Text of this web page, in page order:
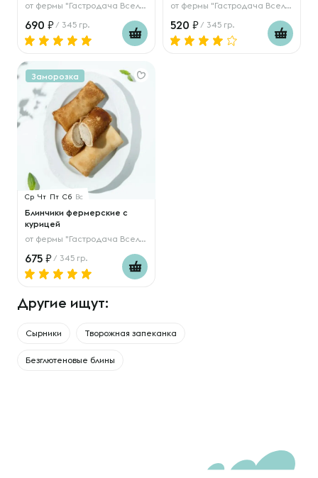
от фермы "Гастродача Вселуг"
690 / 345 гр.
от фермы "Гастродача Вселуг"
520 / 345 гр.
Заморозка
Ср Чт Пт Сб Вс
Блинчики фермерские с
курицей
от фермы "Гастродача Вселуг"
675 / 345 гр.
Другие ищут:
Сырники Творожная запеканка
Безглютеновые блины